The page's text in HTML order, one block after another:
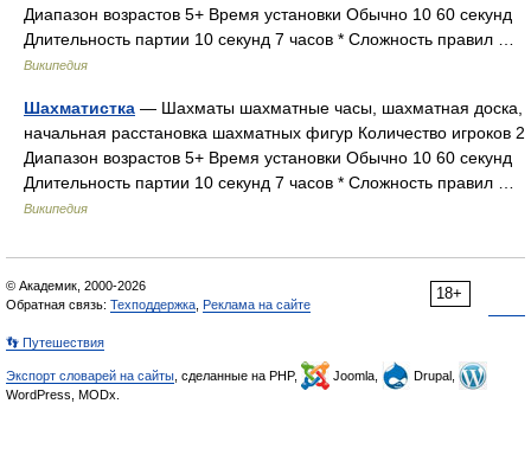
Диапазон возрастов 5+ Время установки Обычно 10 60 секунд
Длительность партии 10 секунд 7 часов * Сложность правил …
Википедия
Шахматистка — Шахматы шахматные часы, шахматная доска,
начальная расстановка шахматных фигур Количество игроков 2
Диапазон возрастов 5+ Время установки Обычно 10 60 секунд
Длительность партии 10 секунд 7 часов * Сложность правил …
Википедия
18+
© Академик, 2000-2026
Обратная связь: Техподдержка Реклама на сайте
👣 Путешествия
Экспорт словарей на сайты , сделанные на PHP, Joomla,
Drupal,
WordPress, MODx.